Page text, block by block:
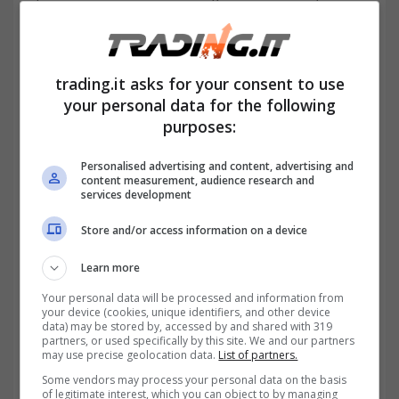
Per questo motivo, un errore che spesso i
traders fanno ècomprare al massimo e
vendere al minimo, se notano che un titolo
che osservano da mesi è improvvisamente
trading.it asks for your consent to use
your personal data for the following
purposes:
Personalised advertising and content, advertising and
content measurement, audience research and
services development
Store and/or access information on a device
Learn more
Your personal data will be processed and information from
your device (cookies, unique identifiers, and other device
data) may be stored by, accessed by and shared with 319
partners, or used specifically by this site. We and our partners
may use precise geolocation data. List of partners.
Some vendors may process your personal data on the basis
of legitimate interest, which you can object to by managing